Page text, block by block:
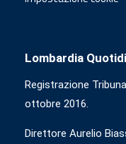
Lombardia
Registrazione
ottobre 2016.
Direttore Aurelio